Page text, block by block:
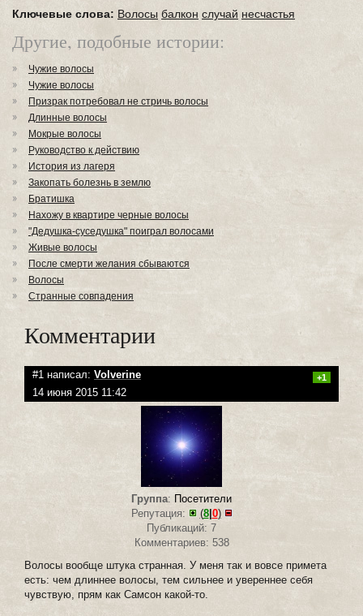
Ключевые слова: Волосы балкон случай несчастья
Другие, подобные истории:
Чужие волосы
Чужие волосы
Призрак потребовал не стричь волосы
Длинные волосы
Мокрые волосы
Руководство к действию
История из лагеря
Закопать болезнь в землю
Братишка
Нахожу в квартире черные волосы
"Дедушка-суседушка" поиграл волосами
Живые волосы
После смерти желания сбываются
Волосы
Странные совпадения
Комментарии
#1 написал: Volverine +1
14 июня 2015 11:42
Группа: Посетители
Репутация:
(8| 0)
Публикаций: 7
Комментариев: 538
Волосы вообще штука странная. У меня так и вовсе примета
есть: чем длиннее волосы, тем сильнее и увереннее себя
чувствую, прям как Самсон какой-то.